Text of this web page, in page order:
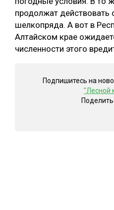
продолжат действовать
шелкопряда. А вот в
Алтайском крае
численности этого
Подпишитесь на
"Лесной